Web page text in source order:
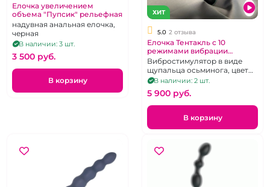
Елочка увеличением
объема "Пупсик" рельефная
надувная анальная елочка,
черная
В наличии: 3 шт.
3 500 pуб.
В корзину
ХИТ
5.0 2 отзыва
Елочка Тентакль с 10
режимами вибрации
"Осьминог"
Вибростимулятор в виде
щупальца осьминога, цвет
хамелеон на USB
В наличии: 2 шт.
5 900 pуб.
В корзину